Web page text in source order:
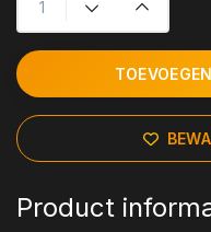
Product